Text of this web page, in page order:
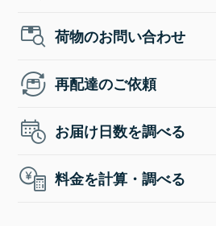
荷物のお問い合わせ
再配達のご依頼
お届け日数を調べる
料金を計算・調べる